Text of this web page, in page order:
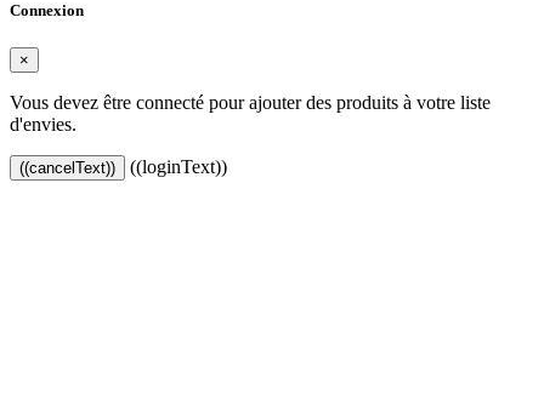
Connexion
×
Vous devez être connecté pour ajouter des produits à votre liste
d'envies.
((cancelText)) ((loginText))